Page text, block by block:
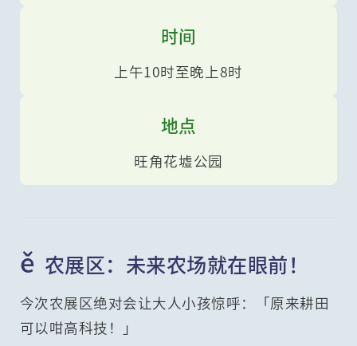
时间
上午10时至晚上8时
地点
旺角花墟公园
ě 农展区：未来农场就在眼前！
今次农展区绝对会让大人小孩惊呼：「原来耕田
可以咁高科技！」